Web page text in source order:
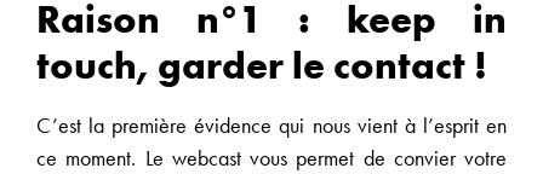
Raison n°1 : keep in
touch, garder le contact !
C’est la première évidence qui nous vient à l’esprit en
ce moment. Le webcast vous permet de convier votre